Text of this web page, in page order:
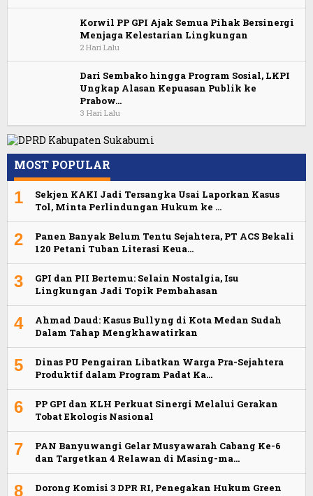
Korwil PP GPI Ajak Semua Pihak Bersinergi
Menjaga Kelestarian Lingkungan
2 Hari Lalu
Dari Sembako hingga Program Sosial, LKPI
Ungkap Alasan Kepuasan Publik ke
Prabow…
3 Hari Lalu
MOST POPULAR
1
Sekjen KAKI Jadi Tersangka Usai Laporkan Kasus
Tol, Minta Perlindungan Hukum ke …
2
Panen Banyak Belum Tentu Sejahtera, PT ACS Bekali
120 Petani Tuban Literasi Keua…
3
GPI dan PII Bertemu: Selain Nostalgia, Isu
Lingkungan Jadi Topik Pembahasan
4
Ahmad Daud: Kasus Bullyng di Kota Medan Sudah
Dalam Tahap Mengkhawatirkan
5
Dinas PU Pengairan Libatkan Warga Pra-Sejahtera
Produktif dalam Program Padat Ka…
6
PP GPI dan KLH Perkuat Sinergi Melalui Gerakan
Tobat Ekologis Nasional
7
PAN Banyuwangi Gelar Musyawarah Cabang Ke-6
dan Targetkan 4 Relawan di Masing-ma…
8
Dorong Komisi 3 DPR RI, Penegakan Hukum Green